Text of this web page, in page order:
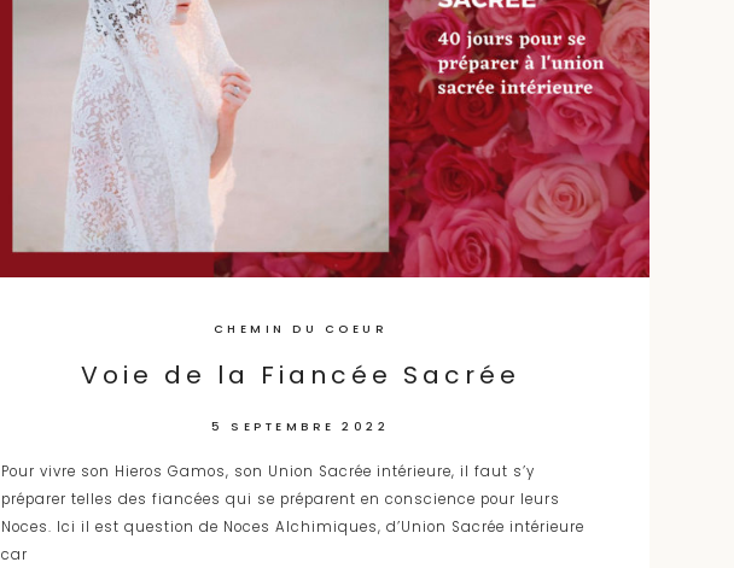
CHEMIN DU COEUR
Voie de la Fiancée Sacrée
5 SEPTEMBRE 2022
Pour vivre son Hieros Gamos, son Union Sacrée intérieure, il faut s’y
préparer telles des fiancées qui se préparent en conscience pour leurs
Noces. Ici il est question de Noces Alchimiques, d’Union Sacrée intérieure
car